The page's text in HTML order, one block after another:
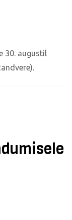
30. augustil